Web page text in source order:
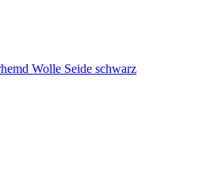
Wolle Seide schwarz